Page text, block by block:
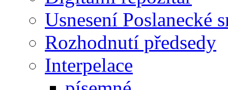
Usnesení Poslanecké
Rozhodnutí předsedy
Interpelace